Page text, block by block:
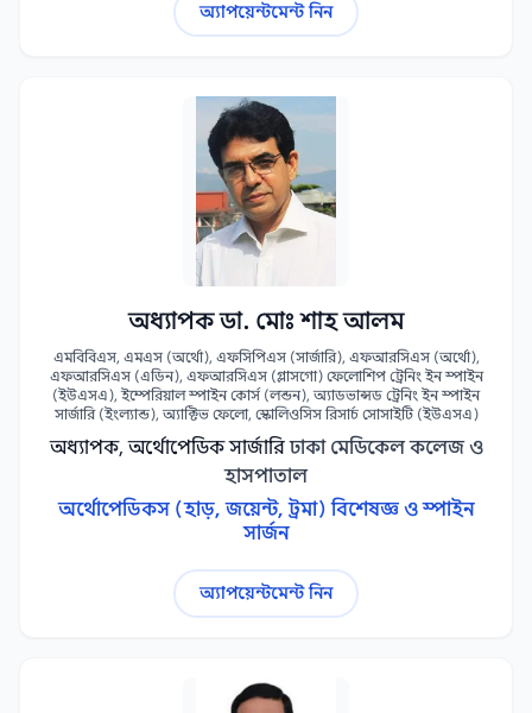
অ্যাপয়েন্টমেন্ট নিন
অধ্যাপক ডা. মোঃ শাহ আলম
এমবিবিএস, এমএস (অর্থো), এফসিপিএস (সার্জারি), এফআরসিএস (অর্থো),
এফআরসিএস (এডিন), এফআরসিএস (গ্লাসগো) ফেলোশিপ ট্রেনিং ইন স্পাইন
(ইউএসএ), ইম্পেরিয়াল স্পাইন কোর্স (লন্ডন), অ্যাডভান্সড ট্রেনিং ইন স্পাইন
সার্জারি (ইংল্যান্ড), অ্যাক্টিভ ফেলো, স্কোলিওসিস রিসার্চ সোসাইটি (ইউএসএ)
অধ্যাপক, অর্থোপেডিক সার্জারি ঢাকা মেডিকেল কলেজ ও
হাসপাতাল
অর্থোপেডিকস (হাড়, জয়েন্ট, ট্রমা) বিশেষজ্ঞ ও স্পাইন
সার্জন
অ্যাপয়েন্টমেন্ট নিন